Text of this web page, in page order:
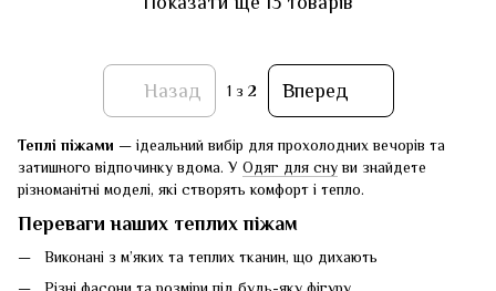
Назад 1 з 2 Вперед
Теплі піжами — ідеальний вибір для прохолодних вечорів та
затишного відпочинку вдома. У Одяг для снуви знайдете
різноманітні моделі, які створять комфорт і тепло.
Переваги наших теплих піжам
Виконані з м’яких та теплих тканин, що дихають